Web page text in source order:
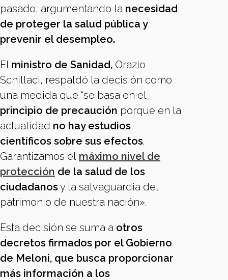
pasado, argumentando la necesidad
de proteger la salud pública y
prevenir el desempleo.
El ministro de Sanidad, Orazio
Schillaci, respaldó la decisión como
una medida que “se basa en el
principio de precaución porque en la
actualidad no hay estudios
científicos sobre sus efectos.
Garantizamos el máximo nivel de
protección de la salud de los
ciudadanosy la salvaguardia del
patrimonio de nuestra nación».
Esta decisión se suma a otros
decretos firmados por el Gobierno
de Meloni, que busca proporcionar
más información a los